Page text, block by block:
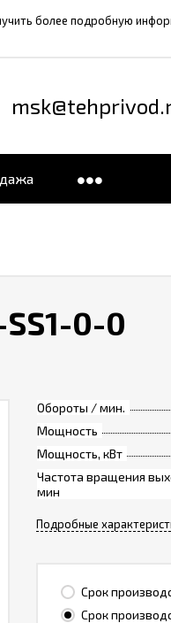
более подробную
0-0
Обороты / мин.
Мощность
Мощность, кВт
Частота вращения
мин
Подробные
Срок
Срок